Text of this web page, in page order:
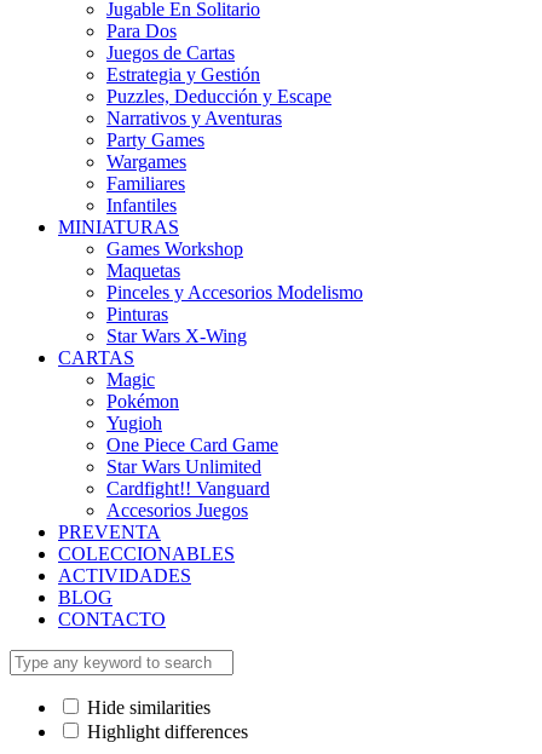
Jugable En Solitario
Para Dos
Juegos de Cartas
Estrategia y Gestión
Puzzles, Deducción y Escape
Narrativos y Aventuras
Party Games
Wargames
Familiares
Infantiles
MINIATURAS
Games Workshop
Maquetas
Pinceles y Accesorios Modelismo
Pinturas
Star Wars X-Wing
CARTAS
Magic
Pokémon
Yugioh
One Piece Card Game
Star Wars Unlimited
Cardfight!! Vanguard
Accesorios Juegos
PREVENTA
COLECCIONABLES
ACTIVIDADES
BLOG
CONTACTO
Hide similarities
Highlight differences